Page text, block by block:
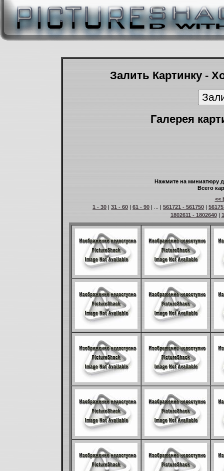
Залить Картинку -
Галерея
Нажмите на миниатюру
Всего
<<
1 - 30 | 31 - 60 | 61 - 90 | ... | 561721 - 561750 |
1802611 - 1802640|